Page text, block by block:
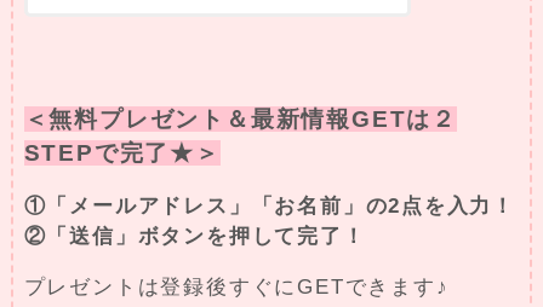
＜無料プレゼント＆最新情報GETは２
STEPで完了★＞
①「メールアドレス」「お名前」の2点を入力！
②「送信」ボタンを押して完了！
プレゼントは登録後すぐにGETできます♪